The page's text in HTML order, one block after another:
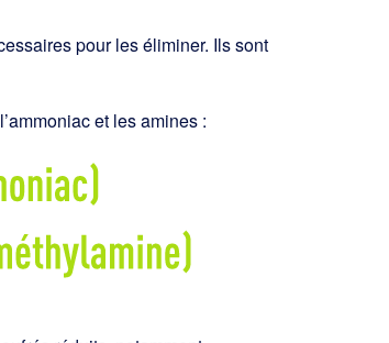
pour les éliminer. Ils sont
et les amines :